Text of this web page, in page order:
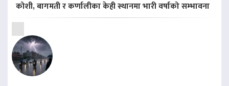
कोशी, बागमती र कर्णालीका केही स्थानमा भारी वर्षाको सम्भावना